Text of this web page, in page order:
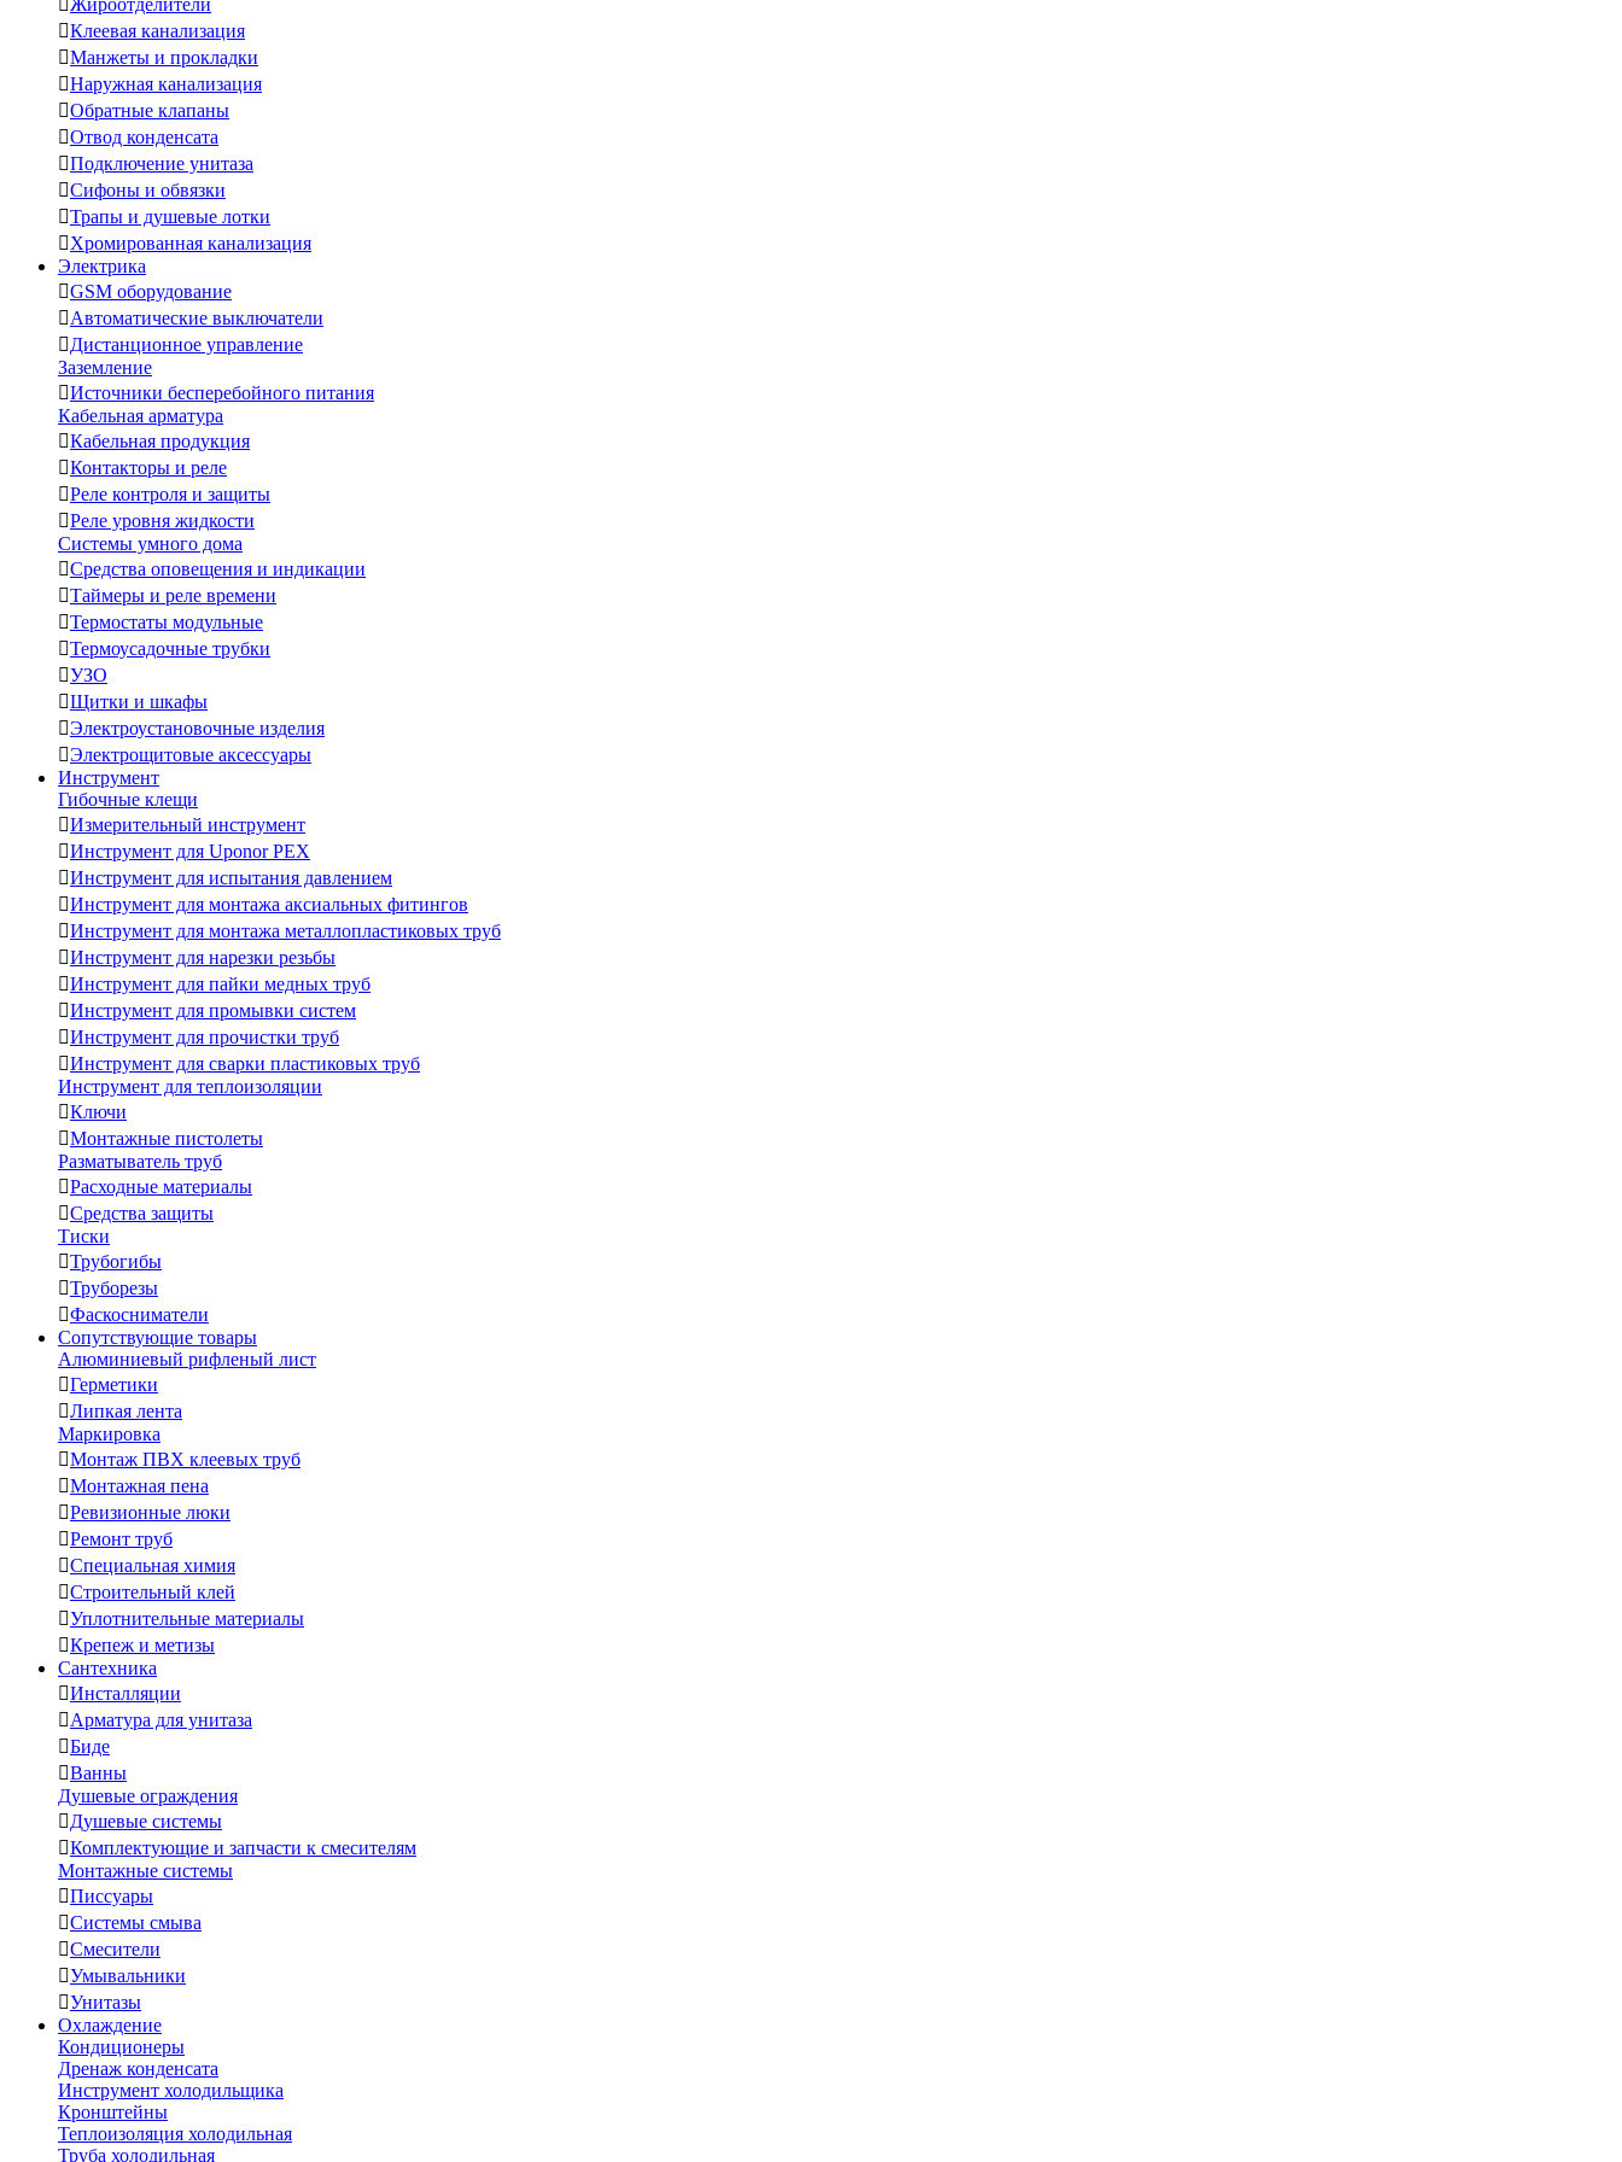
Жироотделители
Клеевая канализация
Манжеты и прокладки
Наружная канализация
Обратные клапаны
Отвод конденсата
Подключение унитаза
Сифоны и обвязки
Трапы и душевые лотки
Хромированная канализация
Электрика
GSM оборудование
Автоматические выключатели
Дистанционное управление
Заземление
Источники бесперебойного питания
Кабельная арматура
Кабельная продукция
Контакторы и реле
Реле контроля и защиты
Реле уровня жидкости
Системы умного дома
Средства оповещения и индикации
Таймеры и реле времени
Термостаты модульные
Термоусадочные трубки
УЗО
Щитки и шкафы
Электроустановочные изделия
Электрощитовые аксессуары
Инструмент
Гибочные клещи
Измерительный инструмент
Инструмент для Uponor PEX
Инструмент для испытания давлением
Инструмент для монтажа аксиальных фитингов
Инструмент для монтажа металлопластиковых труб
Инструмент для нарезки резьбы
Инструмент для пайки медных труб
Инструмент для промывки систем
Инструмент для прочистки труб
Инструмент для сварки пластиковых труб
Инструмент для теплоизоляции
Ключи
Монтажные пистолеты
Разматыватель труб
Расходные материалы
Средства защиты
Тиски
Трубогибы
Труборезы
Фаскосниматели
Сопутствующие товары
Алюминиевый рифленый лист
Герметики
Липкая лента
Маркировка
Монтаж ПВХ клеевых труб
Монтажная пена
Ревизионные люки
Ремонт труб
Специальная химия
Строительный клей
Уплотнительные материалы
Крепеж и метизы
Сантехника
Инсталляции
Арматура для унитаза
Биде
Ванны
Душевые ограждения
Душевые системы
Комплектующие и запчасти к смесителям
Монтажные системы
Писсуары
Системы смыва
Смесители
Умывальники
Унитазы
Охлаждение
Кондиционеры
Дренаж конденсата
Инструмент холодильщика
Кронштейны
Теплоизоляция холодильная
Труба холодильная